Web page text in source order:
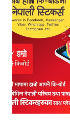
if you want to
can follow
Download
REGULAR:
division First
Division Third
Withheld ...